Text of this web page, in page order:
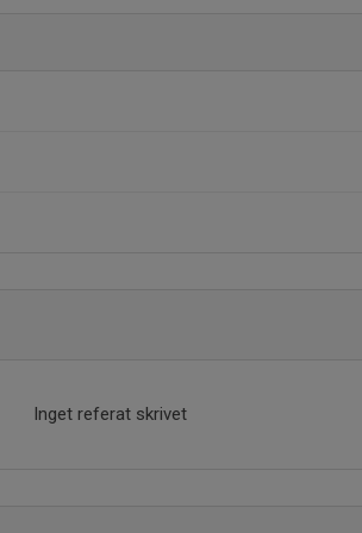
Inget referat skrivet